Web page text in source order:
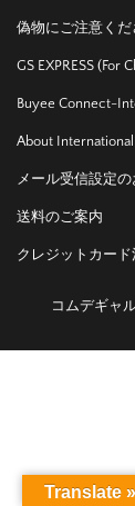
偽物にご注意くだ
GS EXPRESS (For
Buyee Connect-
About
メール受信設定
送料のご案内
クレジットカー
コムデギャ
Translate »